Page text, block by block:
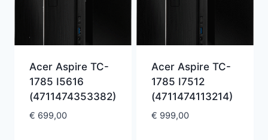
Acer Aspire TC-
1785 I5616
(4711474353382)
€ 699,00
Acer Aspire TC-
1785 I7512
(4711474113214)
€ 999,00